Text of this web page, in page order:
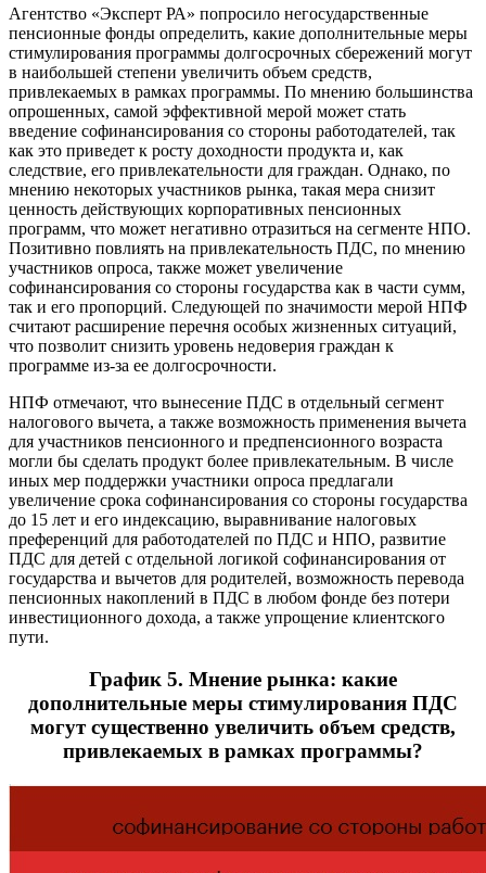
Агентство «Эксперт РА» попросило негосударственные
пенсионные фонды определить, какие дополнительные меры
стимулирования программы долгосрочных сбережений могут
в наибольшей степени увеличить объем средств,
привлекаемых в рамках программы. По мнению большинства
опрошенных, самой эффективной мерой может стать
введение софинансирования со стороны работодателей, так
как это приведет к росту доходности продукта и, как
следствие, его привлекательности для граждан. Однако, по
мнению некоторых участников рынка, такая мера снизит
ценность действующих корпоративных пенсионных
программ, что может негативно отразиться на сегменте НПО.
Позитивно повлиять на привлекательность ПДС, по мнению
участников опроса, также может увеличение
софинансирования со стороны государства как в части сумм,
так и его пропорций. Следующей по значимости мерой НПФ
считают расширение перечня особых жизненных ситуаций,
что позволит снизить уровень недоверия граждан к
программе из-за ее долгосрочности.
НПФ отмечают, что вынесение ПДС в отдельный сегмент
налогового вычета, а также возможность применения вычета
для участников пенсионного и предпенсионного возраста
могли бы сделать продукт более привлекательным. В числе
иных мер поддержки участники опроса предлагали
увеличение срока софинансирования со стороны государства
до 15 лет и его индексацию, выравнивание налоговых
преференций для работодателей по ПДС и НПО, развитие
ПДС для детей с отдельной логикой софинансирования от
государства и вычетов для родителей, возможность перевода
пенсионных накоплений в ПДС в любом фонде без потери
инвестиционного дохода, а также упрощение клиентского
пути.
График 5. Мнение рынка: какие
дополнительные меры стимулирования ПДС
могут существенно увеличить объем средств,
привлекаемых в рамках программы?